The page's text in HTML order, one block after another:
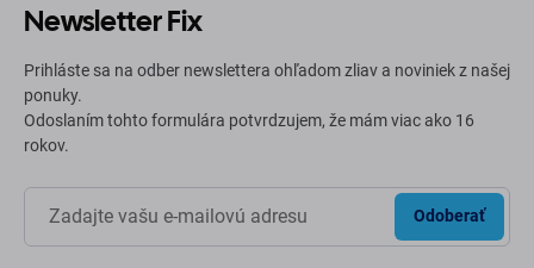
Newsletter Fix
Prihláste sa na odber newslettera ohľadom zliav a noviniek z našej
ponuky.
Odoslaním tohto formulára potvrdzujem, že mám viac ako 16
rokov.
Odoberať